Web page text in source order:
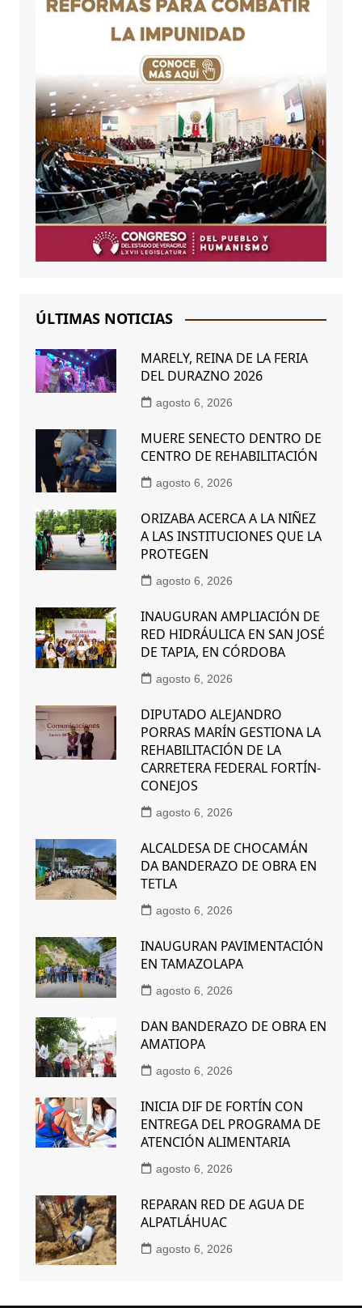
ÚLTIMAS NOTICIAS
MARELY, REINA DE LA FERIA
DEL DURAZNO 2026
agosto 6, 2026
MUERE SENECTO DENTRO DE
CENTRO DE REHABILITACIÓN
agosto 6, 2026
ORIZABA ACERCA A LA NIÑEZ
A LAS INSTITUCIONES QUE LA
PROTEGEN
agosto 6, 2026
INAUGURAN AMPLIACIÓN DE
RED HIDRÁULICA EN SAN JOSÉ
DE TAPIA, EN CÓRDOBA
agosto 6, 2026
DIPUTADO ALEJANDRO
PORRAS MARÍN GESTIONA LA
REHABILITACIÓN DE LA
CARRETERA FEDERAL FORTÍN-
CONEJOS
agosto 6, 2026
ALCALDESA DE CHOCAMÁN
DA BANDERAZO DE OBRA EN
TETLA
agosto 6, 2026
INAUGURAN PAVIMENTACIÓN
EN TAMAZOLAPA
agosto 6, 2026
DAN BANDERAZO DE OBRA EN
AMATIOPA
agosto 6, 2026
INICIA DIF DE FORTÍN CON
ENTREGA DEL PROGRAMA DE
ATENCIÓN ALIMENTARIA
agosto 6, 2026
REPARAN RED DE AGUA DE
ALPATLÁHUAC
agosto 6, 2026